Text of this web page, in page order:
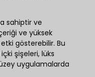
sahiptir ve
ve yüksek
gösterebilir. Bu
şişeleri, lüks
uygulamalarda